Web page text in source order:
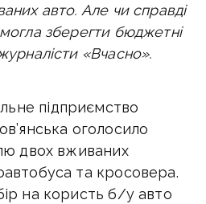
авто. Але чи справді
зберегти бюджетні
«Вчасно».
підприємство
оголосило
двох вживаних
та кросовера.
на користь б/у авто